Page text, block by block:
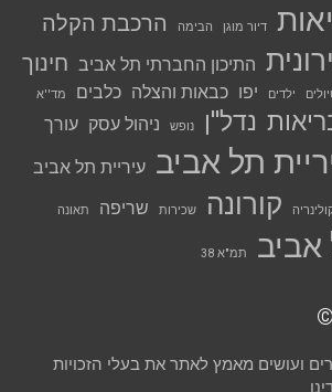
דיור מוגן הבימה הרכבת הקלה
התיכון החברתי תל אביב חינוך
ילדים יפו כבאות והצלה כלבים מד''א
נדל''ן נופש ניהול עסק עורך
תל אביב עיריית תל אביב
קורונה שכירות שריפה תאונה
אביב תמ"א 38
ועושים מאמץ לאתר את בעלי הזכויות